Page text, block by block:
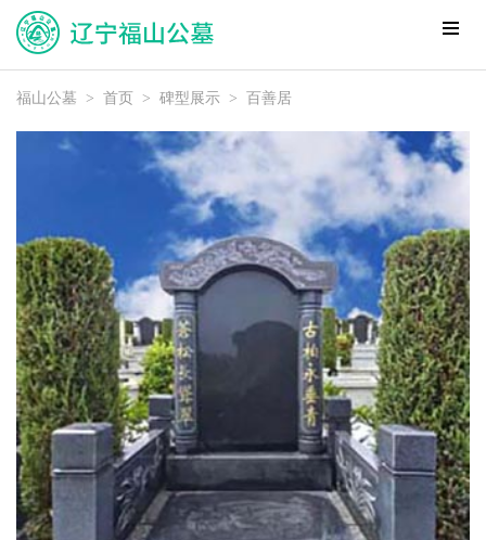
福山公墓 > 首页 > 碑型展示 > 百善居